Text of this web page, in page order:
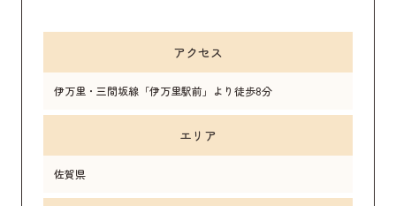
アクセス
伊万里・三間坂線「伊万里駅前」より徒歩8分
エリア
佐賀県